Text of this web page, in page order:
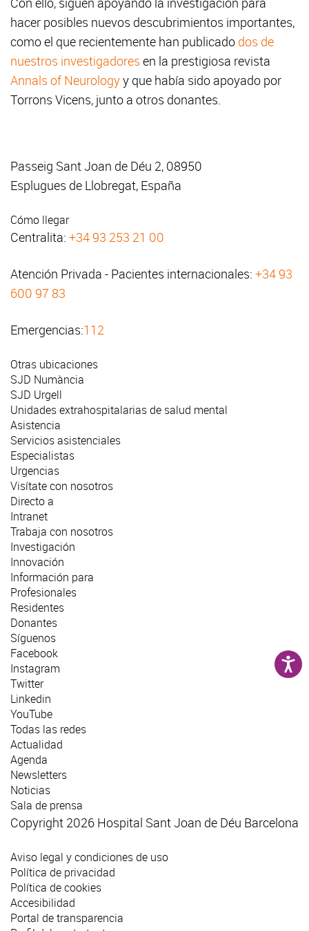
hacer posibles nuevos descubrimientos importantes,
como el que recientemente han publicado dos de
nuestros investigadores en la prestigiosa revista
Annals of Neurologyy que había sido apoyado por
Torrons Vicens, junto a otros donantes.
Passeig Sant Joan de Déu 2, 08950
Esplugues de Llobregat, España
Cómo llegar
Centralita: +34 93 253 21 00
Atención Privada - Pacientes internacionales: +34 93
600 97 83
Emergencias:112
Otras ubicaciones
SJD Numància
SJD Urgell
Unidades extrahospitalarias de salud mental
Asistencia
Servicios asistenciales
Especialistas
Urgencias
Visítate con nosotros
Directo a
Intranet
Trabaja con nosotros
Investigación
Innovación
Información para
Profesionales
Residentes
Donantes
Síguenos
Facebook
Instagram
Twitter
Linkedin
YouTube
Todas las redes
Actualidad
Agenda
Newsletters
Noticias
Sala de prensa
Copyright 2026 Hospital Sant Joan de Déu Barcelona
Aviso legal y condiciones de uso
Política de privacidad
Política de cookies
Accesibilidad
Portal de transparencia